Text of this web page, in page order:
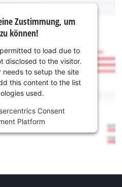
Zustimmung, um
können!
to load due to
disclosed to the visitor.
needs to setup the site
this content to the list
used.
Consent
Platform